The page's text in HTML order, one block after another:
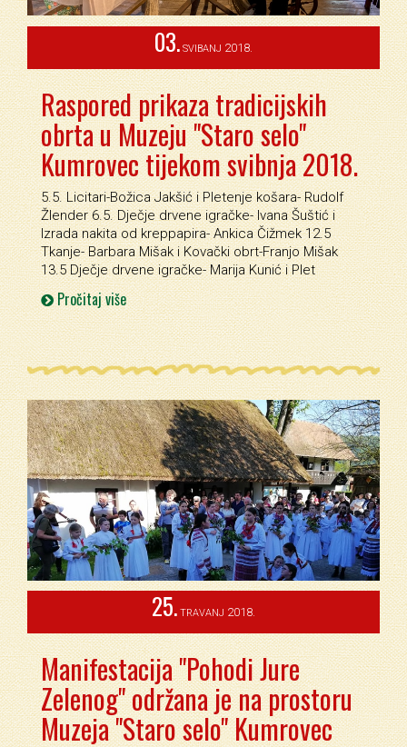
03. SVIBANJ 2018.
Raspored prikaza tradicijskih
obrta u Muzeju "Staro selo"
Kumrovec tijekom svibnja 2018.
5.5. Licitari-Božica Jakšić i Pletenje košara- Rudolf
Žlender 6.5. Dječje drvene igračke- Ivana Šuštić i
Izrada nakita od kreppapira- Ankica Čižmek 12.5
Tkanje- Barbara Mišak i Kovački obrt-Franjo Mišak
13.5 Dječje drvene igračke- Marija Kunić i Plet
Pročitaj više
25. TRAVANJ 2018.
Manifestacija "Pohodi Jure
Zelenog" održana je na prostoru
Muzeja "Staro selo" Kumrovec